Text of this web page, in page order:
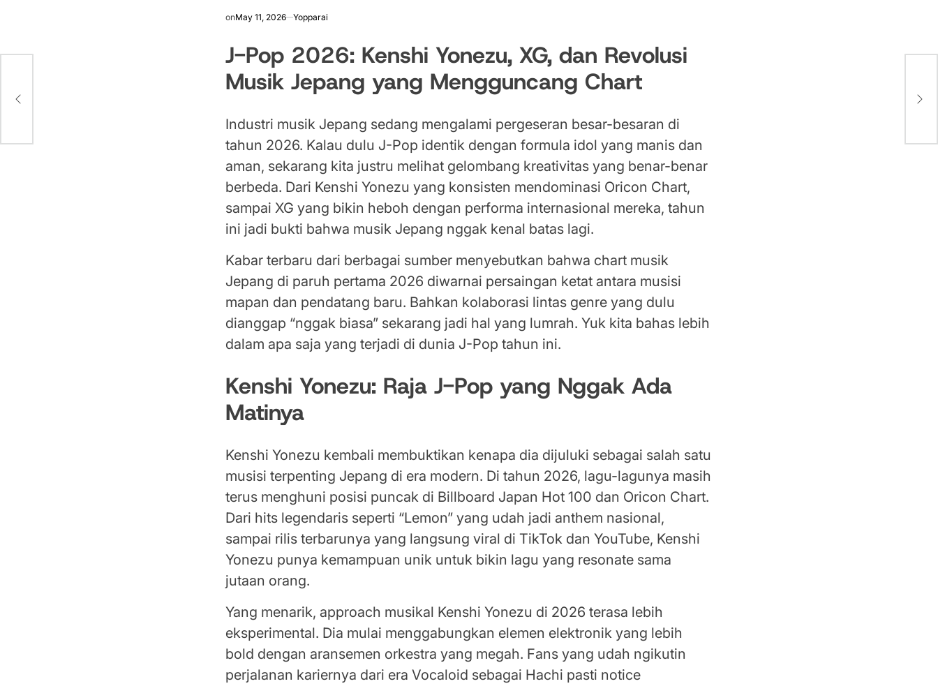
onMay 11, 2026 Yopparai
J-Pop 2026: Kenshi Yonezu, XG, dan Revolusi
Musik Jepang yang Mengguncang Chart
Industri musik Jepang sedang mengalami pergeseran besar-besaran di
tahun 2026. Kalau dulu J-Pop identik dengan formula idol yang manis dan
aman, sekarang kita justru melihat gelombang kreativitas yang benar-benar
berbeda. Dari Kenshi Yonezu yang konsisten mendominasi Oricon Chart,
sampai XG yang bikin heboh dengan performa internasional mereka, tahun
ini jadi bukti bahwa musik Jepang nggak kenal batas lagi.
Kabar terbaru dari berbagai sumber menyebutkan bahwa chart musik
Jepang di paruh pertama 2026 diwarnai persaingan ketat antara musisi
mapan dan pendatang baru. Bahkan kolaborasi lintas genre yang dulu
dianggap “nggak biasa” sekarang jadi hal yang lumrah. Yuk kita bahas lebih
dalam apa saja yang terjadi di dunia J-Pop tahun ini.
Kenshi Yonezu: Raja J-Pop yang Nggak Ada
Matinya
Kenshi Yonezu kembali membuktikan kenapa dia dijuluki sebagai salah satu
musisi terpenting Jepang di era modern. Di tahun 2026, lagu-lagunya masih
terus menghuni posisi puncak di Billboard Japan Hot 100 dan Oricon Chart.
Dari hits legendaris seperti “Lemon” yang udah jadi anthem nasional,
sampai rilis terbarunya yang langsung viral di TikTok dan YouTube, Kenshi
Yonezu punya kemampuan unik untuk bikin lagu yang resonate sama
jutaan orang.
Yang menarik, approach musikal Kenshi Yonezu di 2026 terasa lebih
eksperimental. Dia mulai menggabungkan elemen elektronik yang lebih
bold dengan aransemen orkestra yang megah. Fans yang udah ngikutin
perjalanan kariernya dari era Vocaloid sebagai Hachi pasti notice